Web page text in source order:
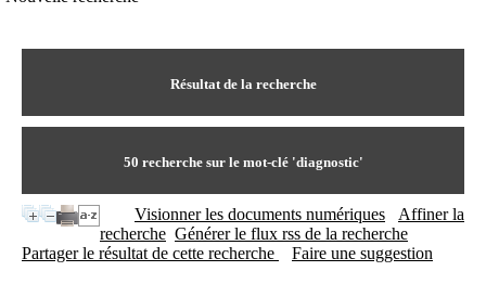
Centre Hospitalier le Vinatier
Horaires
9h00-12h00 13h30-16h00
+33(0)4 37 91 54 65
Fax:+33(0)4 37 91 54 37
Mail
Résultat de la recherche
50 recherche sur le mot-clé 'diagnostic'
Visionner les documents numériques
Affiner la
recherche Générer le flux rss de la recherche
Partager le résultat de cette recherche
Faire une suggestion
n
o
m
t
n
t